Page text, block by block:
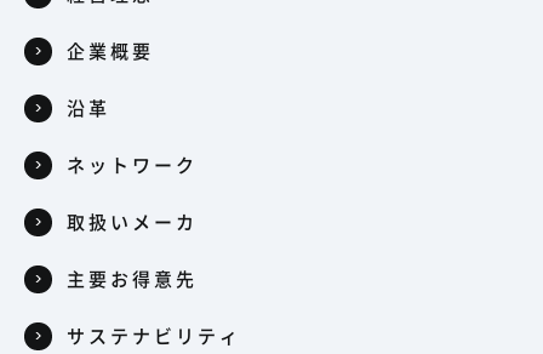
企業概要
沿革
ネットワーク
取扱いメーカ
主要お得意先
サステナビリティ